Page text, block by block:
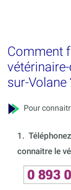
Comment
sur-Volane
Pour
1.
connaitre le